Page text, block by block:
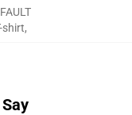
shirt,